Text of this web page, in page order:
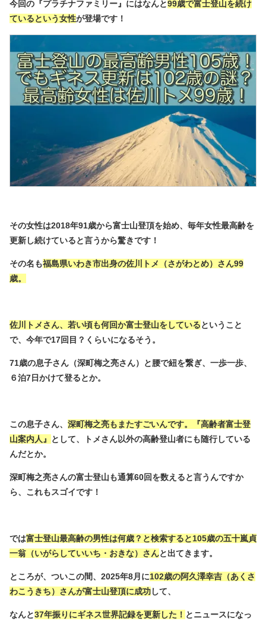
今回の『プラチナファミリー』にはなんと99歳で富士登山を続け
ているという女性が登場です！
その女性は2018年91歳から富士山登頂を始め、毎年女性最高齢を
更新し続けていると言うから驚きです！
その名も福島県いわき市出身の佐川トメ（さがわとめ）さん99
歳。
佐川トメさん、若い頃も何回か富士登山をしているということ
で、今年で17回目？くらいになるそう。
71歳の息子さん（深町梅之亮さん）と腰で紐を繋ぎ、一歩一歩、
６泊7日かけて登るとか。
この息子さん、 深町梅之亮もまたすごいんです。『高齢者富士登
山案内人』
として、トメさん以外の高齢登山者にも随行している
んだとか。
深町梅之亮さんの富士登山も通算60回を数えると言うんですか
ら、これもスゴイです！
では富士登山最高齢の男性は何歳？と検索すると105歳の五十嵐貞
一翁（いがらしていいち・おきな）さんと出てきます。
ところが、ついこの間、2025年8月に102歳の阿久澤幸吉（あくさ
わこうきち）さんが富士山登頂に成功して、
なんと37年振りにギネス世界記録を更新した！ とニュースになっ